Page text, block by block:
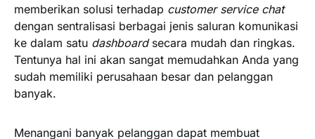
memberikan solusi terhadap customer service chat
dengan sentralisasi berbagai jenis saluran komunikasi
ke dalam satu dashboardsecara mudah dan ringkas.
Tentunya hal ini akan sangat memudahkan Anda yang
sudah memiliki perusahaan besar dan pelanggan
banyak.
Menangani banyak pelanggan dapat membuat